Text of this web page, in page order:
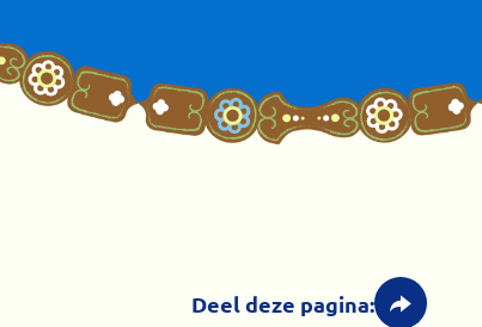
Deel deze pagina: